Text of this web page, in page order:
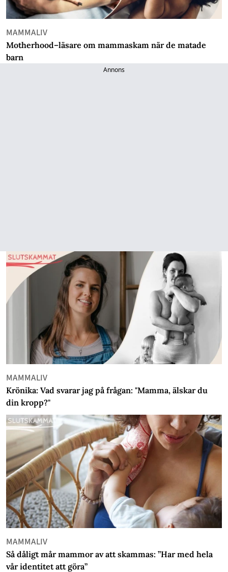
MAMMALIV
Motherhood–läsare om mammaskam när de matade
barn
Annons
MAMMALIV
Krönika: Vad svarar jag på frågan: "Mamma, älskar du
din kropp?"
MAMMALIV
Så dåligt mår mammor av att skammas: ”Har med hela
vår identitet att göra”